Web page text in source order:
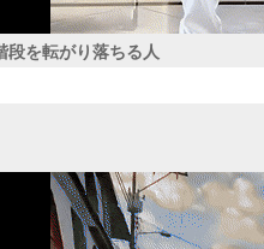
段を転がり落ちる人